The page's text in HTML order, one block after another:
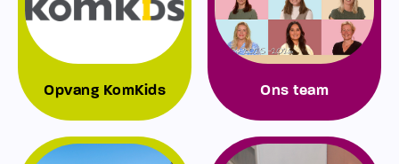
Opvang KomKids Ons team